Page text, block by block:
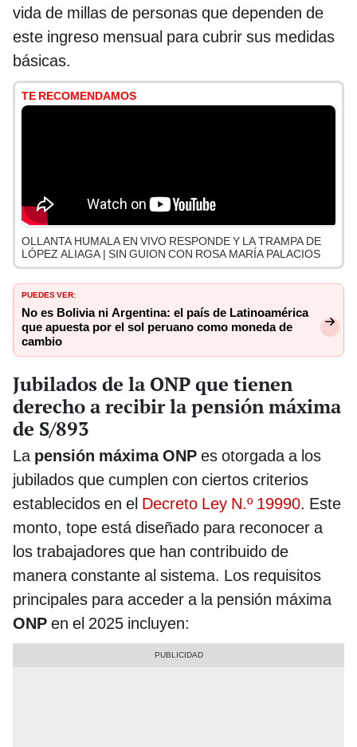
vida de millas de personas que dependen de
este ingreso mensual para cubrir sus medidas
básicas.
TE RECOMENDAMOS
OLLANTA HUMALA EN VIVO RESPONDE Y LA TRAMPA DE
LÓPEZ ALIAGA | SIN GUION CON ROSA MARÍA PALACIOS
PUEDES VER:
No es Bolivia ni Argentina: el país de Latinoamérica
que apuesta por el sol peruano como moneda de
cambio
Jubilados de la ONP que tienen
derecho a recibir la pensión máxima
de S/893
La pensión máxima ONP es otorgada a los
jubilados que cumplen con ciertos criterios
establecidos en el Decreto Ley N.º 19990. Este
monto, tope está diseñado para reconocer a
los trabajadores que han contribuido de
manera constante al sistema. Los requisitos
principales para acceder a la pensión máxima
ONP en el 2025 incluyen: